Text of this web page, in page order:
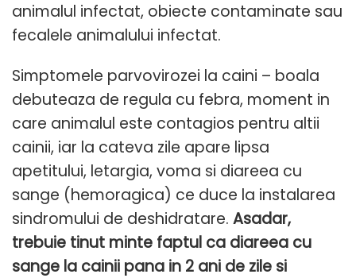
animalul infectat, obiecte contaminate sau
fecalele animalului infectat.
Simptomele parvovirozei la caini – boala
debuteaza de regula cu febra, moment in
care animalul este contagios pentru altii
cainii, iar la cateva zile apare lipsa
apetitului, letargia, voma si diareea cu
sange (hemoragica) ce duce la instalarea
sindromului de deshidratare. Asadar,
trebuie tinut minte faptul ca diareea cu
sange la cainii pana in 2 ani de zile si